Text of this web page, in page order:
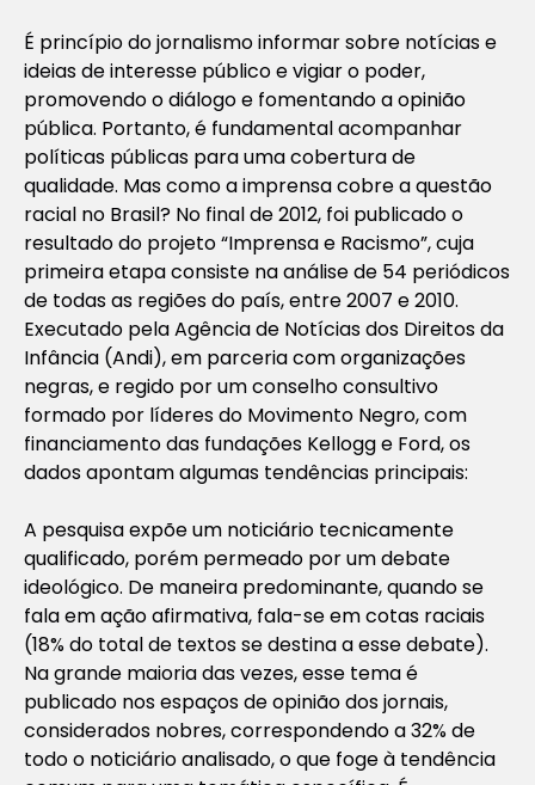
É princípio do jornalismo informar sobre notícias e
ideias de interesse público e vigiar o poder,
promovendo o diálogo e fomentando a opinião
pública. Portanto, é fundamental acompanhar
políticas públicas para uma cobertura de
qualidade. Mas como a imprensa cobre a questão
racial no Brasil? No final de 2012, foi publicado o
resultado do projeto “Imprensa e Racismo”, cuja
primeira etapa consiste na análise de 54 periódicos
de todas as regiões do país, entre 2007 e 2010.
Executado pela Agência de Notícias dos Direitos da
Infância (Andi), em parceria com organizações
negras, e regido por um conselho consultivo
formado por líderes do Movimento Negro, com
financiamento das fundações Kellogg e Ford, os
dados apontam algumas tendências principais:
A pesquisa expõe um noticiário tecnicamente
qualificado, porém permeado por um debate
ideológico. De maneira predominante, quando se
fala em ação afirmativa, fala-se em cotas raciais
(18% do total de textos se destina a esse debate).
Na grande maioria das vezes, esse tema é
publicado nos espaços de opinião dos jornais,
considerados nobres, correspondendo a 32% de
todo o noticiário analisado, o que foge à tendência